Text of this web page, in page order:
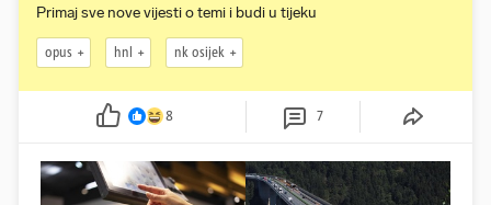
Primaj sve nove vijesti o temi i budi u tijeku
opus hnl nk osijek
8 7